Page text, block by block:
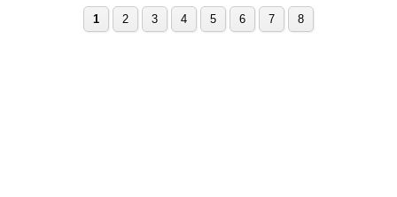
1 2 3 4 5 6 7 8